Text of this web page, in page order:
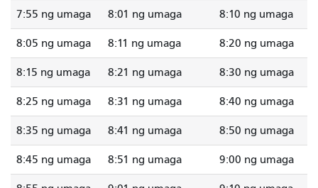
7:55 ng umaga 8:01 ng umaga 8:10 ng umaga
8:05 ng umaga 8:11 ng umaga 8:20 ng umaga
8:15 ng umaga 8:21 ng umaga 8:30 ng umaga
8:25 ng umaga 8:31 ng umaga 8:40 ng umaga
8:35 ng umaga 8:41 ng umaga 8:50 ng umaga
8:45 ng umaga 8:51 ng umaga 9:00 ng umaga